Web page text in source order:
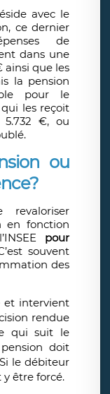
avec le
ce dernier
de
dans une
ainsi que les
la pension
pour le
les reçoit
€, ou
ou
en fonction
pour
souvent
des
et intervient
rendue
qui suit le
doit
le débiteur
y être forcé.